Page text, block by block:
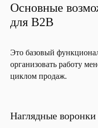
Основные
для B2B
Это базовый
организовать работу
циклом продаж.
Наглядные